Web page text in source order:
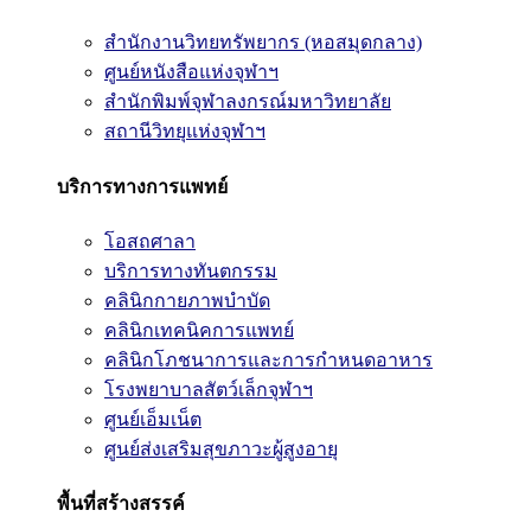
สำนักงานวิทยทรัพยากร (หอสมุดกลาง)
ศูนย์หนังสือแห่งจุฬาฯ
สำนักพิมพ์จุฬาลงกรณ์มหาวิทยาลัย
สถานีวิทยุแห่งจุฬาฯ
บริการทางการแพทย์
โอสถศาลา
บริการทางทันตกรรม
คลินิกกายภาพบำบัด
คลินิกเทคนิคการแพทย์
คลินิกโภชนาการและการกำหนดอาหาร
โรงพยาบาลสัตว์เล็กจุฬาฯ
ศูนย์เอ็มเน็ต
ศูนย์ส่งเสริมสุขภาวะผู้สูงอายุ
พื้นที่สร้างสรรค์